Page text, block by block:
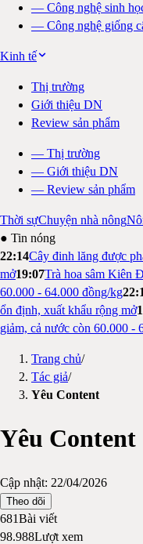
— Công nghệ sinh
— Công nghệ giống
Kinh tế
Thị trường
Giới thiệu DN
Review sản phẩm
— Thị trường
— Giới thiệu DN
— Review sản phẩm
Thời sựChuyện nhà nông
● Tin nóng
22:14Cây đinh lăng được
mở19:07Trà hoa sâm Kiên
60.000 - 64.000 đồng/kg
ổn định, xuất khẩu rộng mở
giảm, cả nước còn 60.000 -
Trang chủ/
Tác giả/
Yêu Content
Yêu Content
Cập nhật: 22/04/2026
Theo dõi
681Bài viết
98.988Lượt xem